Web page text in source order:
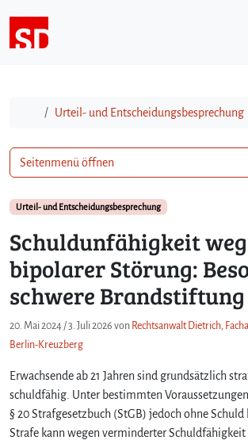
StartUrteil- und Entscheidungsbesprechung
Urteil- und Entscheidungsbesprechung
Schuldunfähigkeit
bipolarer Störung:
schwere Brandstiftung
20. Mai 2024 /3. Juli 2026 von Rechtsanwalt Dietrich,
Berlin-Kreuzberg
Erwachsende ab 21 Jahren sind grundsätzlich
schuldfähig. Unter bestimmten
§ 20 Strafgesetzbuch (StGB) jedoch ohne
Strafe kann wegen verminderter Schuldfähigkeit
Seitenmenü öffnen